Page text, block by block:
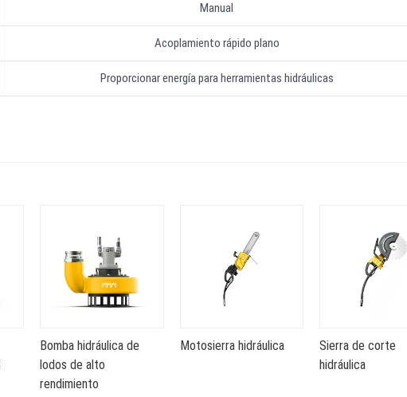
Manual
Acoplamiento rápido plano
Proporcionar energía para herramientas hidráulicas
Bomba hidráulica de
lodos de alto
rendimiento
Motosierra hidráulica
Sierra de corte
hidráulica